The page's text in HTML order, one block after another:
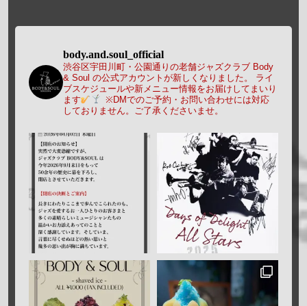
body.and.soul_official
渋谷区宇田川町・公園通りの老舗ジャズクラブ Body
& Soul の公式アカウントが新しくなりました。
ライ
ブスケジュールや新メニュー情報をお届けしてまいり
ます
※DMでのご予約・お問い合わせには対応
しておりません。ご了承くださいませ。